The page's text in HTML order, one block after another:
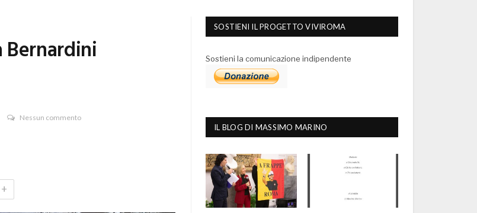
Bernardini
Nessun commento
+
SOSTIENI IL PROGETTO VIVIROMA
Sostieni la comunicazione indipendente
IL BLOG DI MASSIMO MARINO